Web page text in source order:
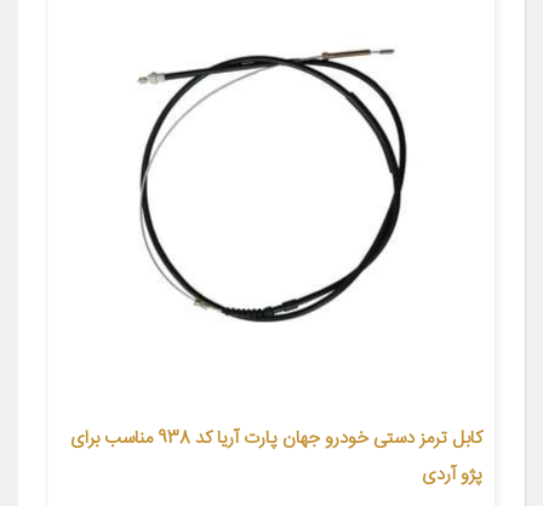
کابل ترمز دستی خودرو جهان پارت آریا کد 938 مناسب برای
پژو آردی